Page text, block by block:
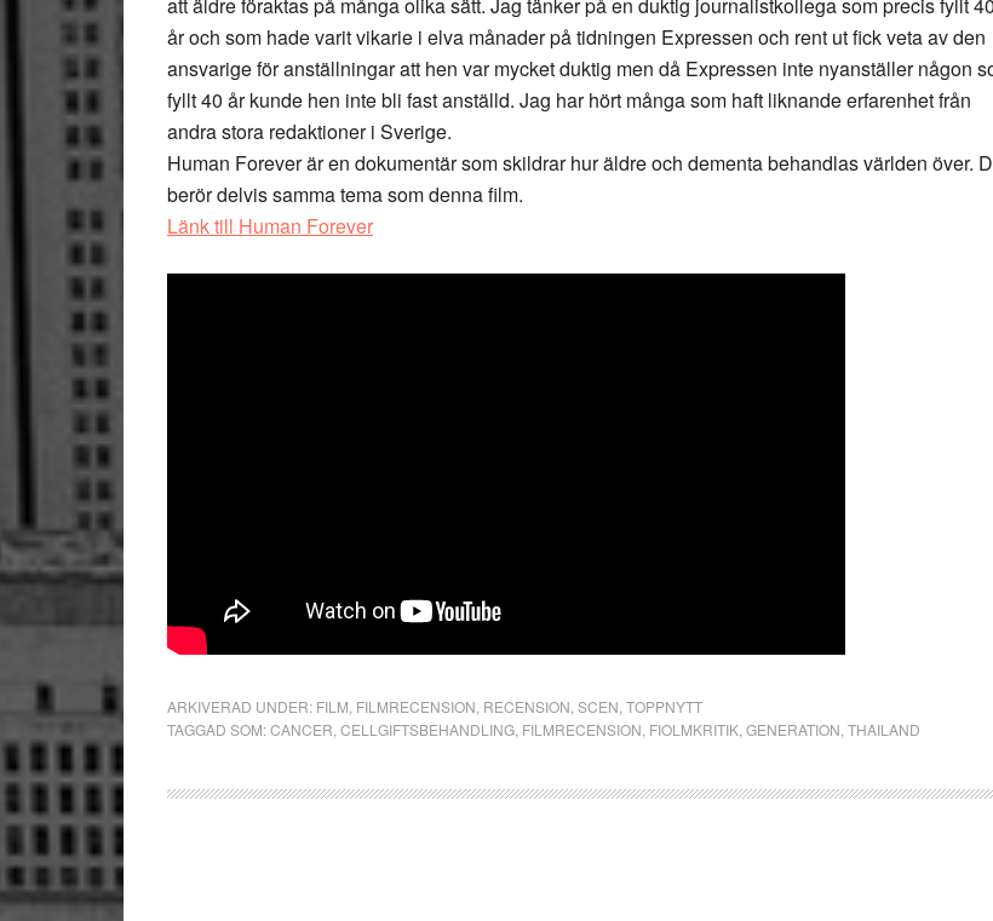
år och som hade varit vikarie i elva månader på tidningen Expressen och rent ut fick veta av den
ansvarige för anställningar att hen var mycket duktig men då Expressen inte nyanställer någon
fyllt 40 år kunde hen inte bli fast anställd. Jag har hört många som haft liknande erfarenhet från
andra stora redaktioner i Sverige.
Human Forever är en dokumentär som skildrar hur äldre och dementa behandlas världen över.
berör delvis samma tema som denna film.
Länk till Human Forever
ARKIVERAD UNDER: FILM FILMRECENSION RECENSION SCEN TOPPNYTT
TAGGAD SOM:CANCER CELLGIFTSBEHANDLING FILMRECENSION FIOLMKRITIK GENERATION THAILAND